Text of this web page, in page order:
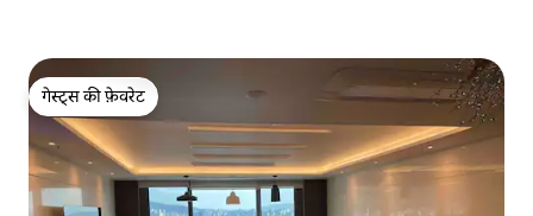
गेस्ट्स की फ़ेवरेट
गेस्ट्स की फ़ेवरेट